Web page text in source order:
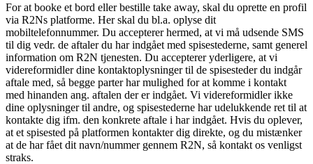
For at booke et bord eller bestille take away, skal du oprette en profil
via R2Ns platforme. Her skal du bl.a. oplyse dit
mobiltelefonnummer. Du accepterer hermed, at vi må udsende SMS
til dig vedr. de aftaler du har indgået med spisestederne, samt generel
information om R2N tjenesten. Du accepterer yderligere, at vi
videreformidler dine kontaktoplysninger til de spisesteder du indgår
aftale med, så begge parter har mulighed for at komme i kontakt
med hinanden ang. aftalen der er indgået. Vi videreformidler ikke
dine oplysninger til andre, og spisestederne har udelukkende ret til at
kontakte dig ifm. den konkrete aftale i har indgået. Hvis du oplever,
at et spisested på platformen kontakter dig direkte, og du mistænker
at de har fået dit navn/nummer gennem R2N, så kontakt os venligst
straks.